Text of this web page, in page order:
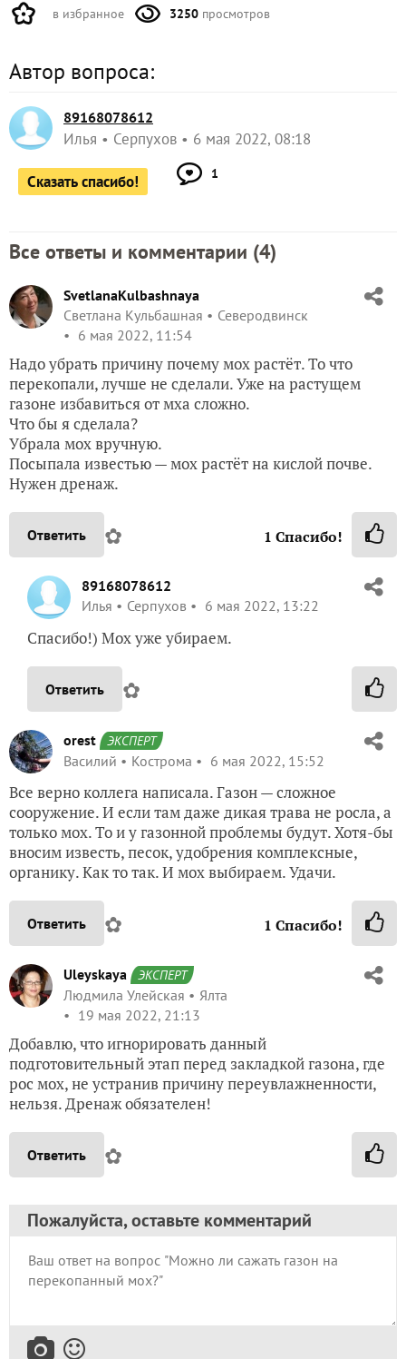
в избранное 3250 просмотров
Автор вопроса:
89168078612
Илья Серпухов 6 мая 2022, 08:18
Сказать спасибо! 1
Все ответы и комментарии (4)
SvetlanaKulbashnaya
Светлана Кульбашная
Северодвинск
6 мая 2022, 11:54
Надо убрать причину почему мох растёт. То что
перекопали, лучше не сделали. Уже на растущем
газоне избавиться от мха сложно.
Что бы я сделала?
Убрала мох вручную.
Посыпала известью — мох растёт на кислой почве.
Нужен дренаж.
Ответить ✿ 1 Спасибо!
89168078612
Илья
Серпухов 6 мая 2022, 13:22
Спасибо!) Мох уже убираем.
Ответить ✿
orest ЭКСПЕРТ
Василий Кострома 6 мая 2022, 15:52
Все верно коллега написала. Газон — сложное
сооружение. И если там даже дикая трава не росла, а
только мох. То и у газонной проблемы будут. Хотя-бы
вносим известь, песок, удобрения комплексные,
органику. Как то так. И мох выбираем. Удачи.
Ответить ✿ 1 Спасибо!
Uleyskaya ЭКСПЕРТ
Людмила Улейская
Ялта
19 мая 2022, 21:13
Добавлю, что игнорировать данный
подготовительный этап перед закладкой газона, где
рос мох, не устранив причину переувлажненности,
нельзя. Дренаж обязателен!
Ответить ✿
Пожалуйста, оставьте комментарий